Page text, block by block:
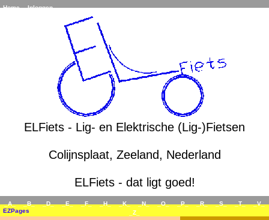
Home Inloggen
ELFiets - Lig- en Elektrische (Lig-)Fietsen
Colijnsplaat, Zeeland, Nederland
ELFiets - dat ligt goed!
_A_ _B_ _D_ _E_ _F_ _H_ _K_ _N_ _O_ _P_ _R_ _S_ _T_
_V_
_Z_
EZPages